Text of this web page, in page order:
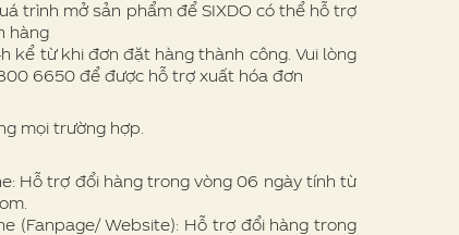
trình mở sản phẩm để SIXDO có thể hỗ trợ
hàng
kể từ khi đơn đặt hàng thành công. Vui lòng
6650 để được hỗ trợ xuất hóa đơn
mọi trường hợp.
Hỗ trợ đổi hàng trong vòng 06 ngày tính từ
(Fanpage/ Website): Hỗ trợ đổi hàng trong